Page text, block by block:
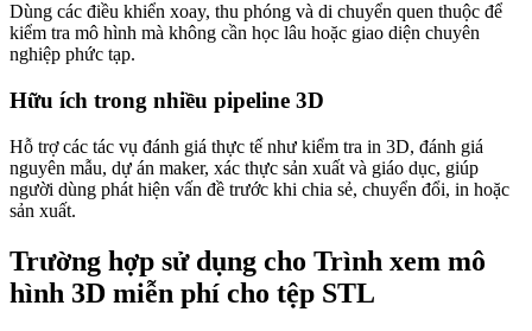
Dùng các điều khiển xoay, thu phóng và di chuyển quen thuộc để
kiểm tra mô hình mà không cần học lâu hoặc giao diện chuyên
nghiệp phức tạp.
Hữu ích trong nhiều pipeline 3D
Hỗ trợ các tác vụ đánh giá thực tế như kiểm tra in 3D, đánh giá
nguyên mẫu, dự án maker, xác thực sản xuất và giáo dục, giúp
người dùng phát hiện vấn đề trước khi chia sẻ, chuyển đổi, in hoặc
sản xuất.
Trường hợp sử dụng cho Trình xem mô
hình 3D miễn phí cho tệp STL